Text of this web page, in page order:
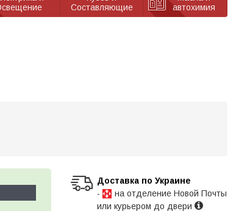
Составляющие
автохимия
Доставка по Украине
-
на отделение Новой Почты
или курьером до двери